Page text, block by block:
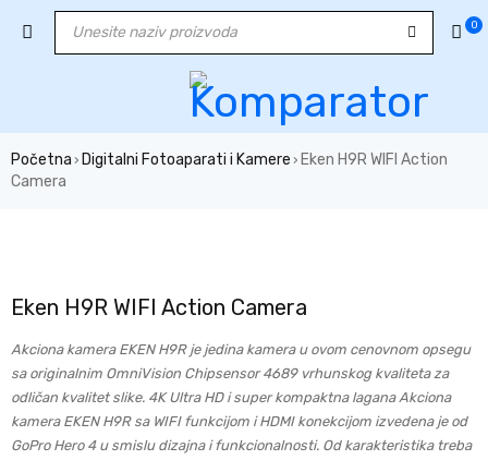
0
Početna › Digitalni Fotoaparati i Kamere › Eken H9R WIFI Action
Camera
Eken H9R WIFI Action Camera
Akciona kamera EKEN H9R je jedina kamera u ovom cenovnom opsegu
sa originalnim OmniVision Chipsensor 4689 vrhunskog kvaliteta za
odličan kvalitet slike. 4K Ultra HD i super kompaktna lagana Akciona
kamera EKEN H9R sa WIFI funkcijom i HDMI konekcijom izvedena je od
GoPro Hero 4 u smislu dizajna i funkcionalnosti. Od karakteristika treba